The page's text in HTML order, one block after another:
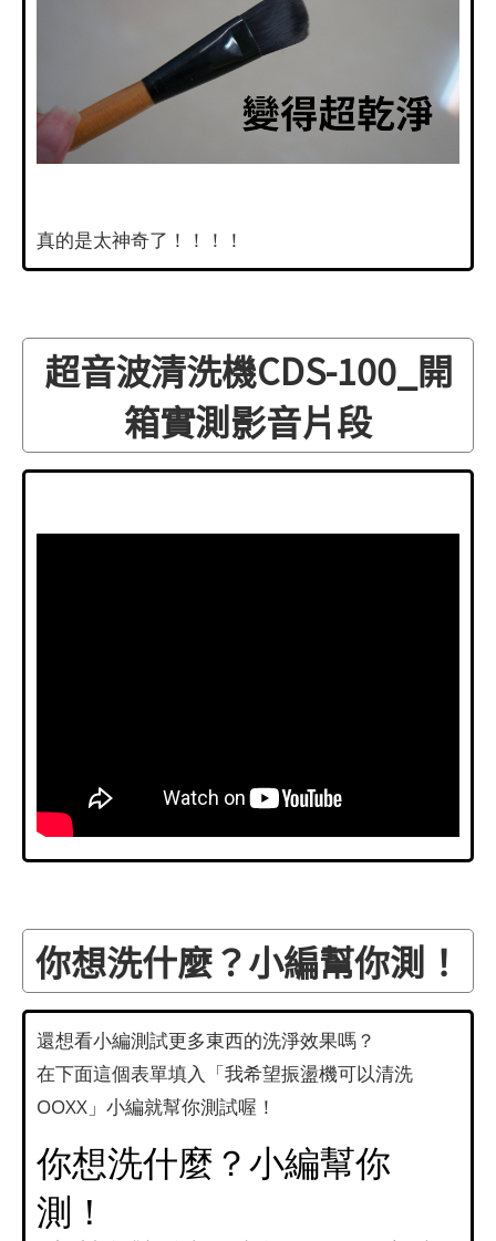
真的是太神奇了！！！！
超音波清洗機CDS-100_開
箱實測影音片段
你想洗什麼？小編幫你測！
還想看小編測試更多東西的洗淨效果嗎？
在下面這個表單填入「我希望振盪機可以清洗
OOXX」小編就幫你測試喔！